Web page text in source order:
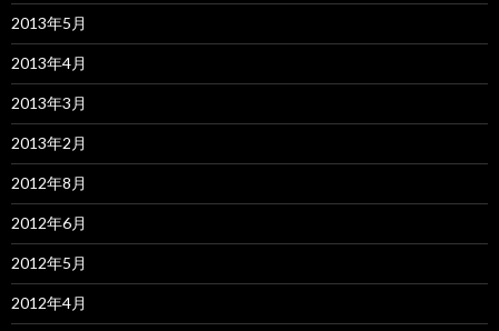
2013年5月
2013年4月
2013年3月
2013年2月
2012年8月
2012年6月
2012年5月
2012年4月